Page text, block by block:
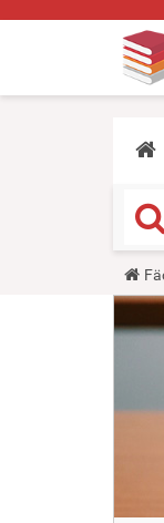
Y
o
u
a
r